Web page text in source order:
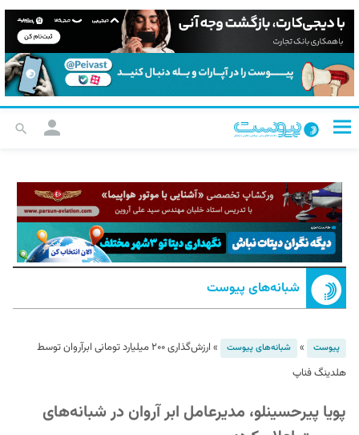
شبانه‌های پیوست
پیوست » شبانه‌های پیوست »
ارزش‌گذاری ۲۰۰ میلیارد تومانی ابرآروان توسط
هلدینگ فناپ
پویا پیرحسینلو، مدیرعامل ابر آروان در شبانه‌های